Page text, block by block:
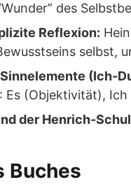
des
Reflexion:
selbst,
(Ich-
Es (Objektivität),
der Henrich-
Buches